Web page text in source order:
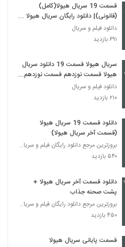
قسمت 19 سریال هیولا(کامل)
(قانونی)| دانلود رایگان سریال هیولا
قسمت نوزدهم(آخر)
دانلود فیلم و سریال
۶۹۱ بازدید
سریال هیولا قسمت 19 دانلود سریال
هیولا قسمت نوزدهم قسمت نوزدهم
سریال هیولا
دانلود فیلم و سریال
۲۱۰ بازدید
دانلود قسمت 19 سریال هیولا
(قسمت آخر سریال هیولا)
بروزترین مرجع دانلود رایگان فیلم و سریال ایرانی
۵۴۰ بازدید
دانلود قسمت آخر سریال هیولا +
پشت صحنه جذاب
بروزترین مرجع دانلود رایگان فیلم و سریال ایرانی
۴۵۰ بازدید
قسمت پایانی سریال هیولا